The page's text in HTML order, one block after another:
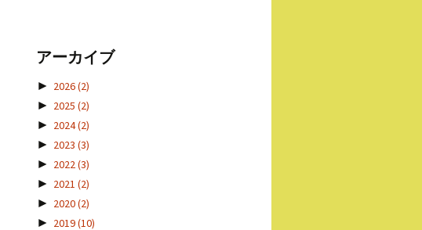
アーカイブ
► 2026(2)
► 2025 (2)
► 2024(2)
► 2023 (3)
► 2022(3)
► 2021 (2)
► 2020(2)
► 2019(10)